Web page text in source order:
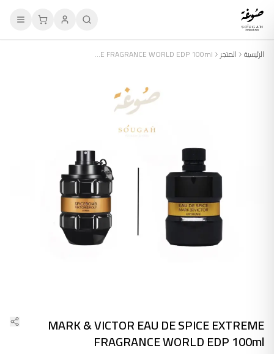
الرئيسية المتجر MARK & VICTOR EAU DE SPICE EXTREME FRAGRANCE WORLD EDP 100ml
MARK & VICTOR EAU DE SPICE EXTREME
FRAGRANCE WORLD EDP 100ml